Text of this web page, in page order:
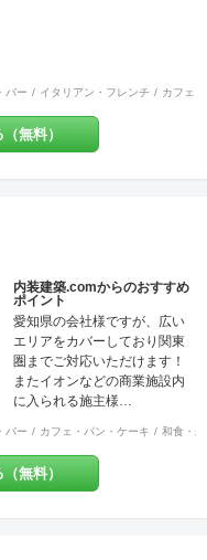
バー イタリアン・フレンチ カフェ
無料）
内装建築.comからのおすすめ
ポイント
愛知県の会社様ですが、広い
エリアをカバーしており関東
圏までご対応いただけます！
またイオンなどの商業施設内
に入られる施主様…
バー カフェ・パン・ケーキ 和食・
無料）